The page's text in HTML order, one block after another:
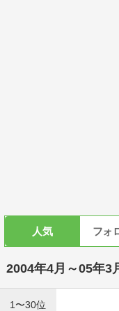
人気 フォ
2004年4月～05年3
1〜30位